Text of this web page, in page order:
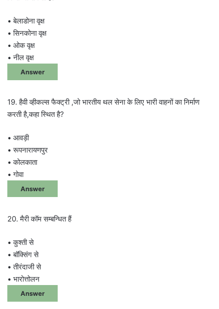
• बेलाडोना वृक्ष
• सिनकोना वृक्ष
• ओक वृक्ष
• नील वृक्ष
Answer
19. हैवी व्हीकल्स फैक्ट्री ,जो भारतीय थल सेना के लिए भारी वाहनों का निर्माण
करती है,कहा स्थित है?
• आवड़ी
• रूपनारायणपुर
• कोलकाता
• गोवा
Answer
20. मैरी कॉम सम्बन्धित हैं
• कुश्ती से
• बॉक्सिंग से
• तीरंदाजी से
• भारोत्तोलन
Answer